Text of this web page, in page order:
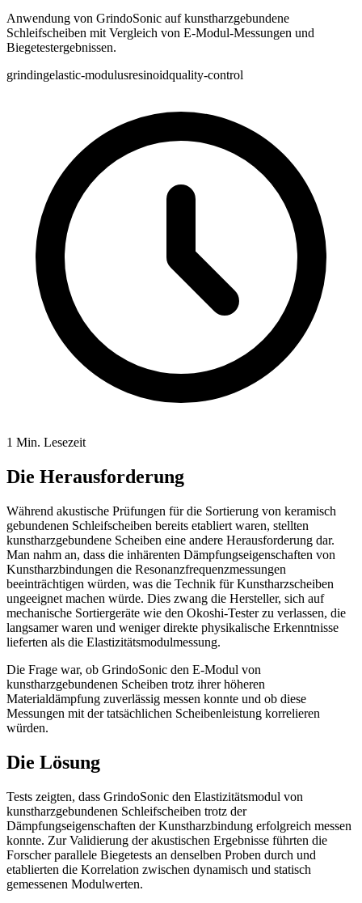
Anwendung von GrindoSonic auf kunstharzgebundene
Schleifscheiben mit Vergleich von E-Modul-Messungen und
Biegetestergebnissen.
grindingelastic-modulusresinoidquality-control
1 Min. Lesezeit
Die Herausforderung
Während akustische Prüfungen für die Sortierung von keramisch
gebundenen Schleifscheiben bereits etabliert waren, stellten
kunstharzgebundene Scheiben eine andere Herausforderung dar.
Man nahm an, dass die inhärenten Dämpfungseigenschaften von
Kunstharzbindungen die Resonanzfrequenzmessungen
beeinträchtigen würden, was die Technik für Kunstharzscheiben
ungeeignet machen würde. Dies zwang die Hersteller, sich auf
mechanische Sortiergeräte wie den Okoshi-Tester zu verlassen, die
langsamer waren und weniger direkte physikalische Erkenntnisse
lieferten als die Elastizitätsmodulmessung.
Die Frage war, ob GrindoSonic den E-Modul von
kunstharzgebundenen Scheiben trotz ihrer höheren
Materialdämpfung zuverlässig messen konnte und ob diese
Messungen mit der tatsächlichen Scheibenleistung korrelieren
würden.
Die Lösung
Tests zeigten, dass GrindoSonic den Elastizitätsmodul von
kunstharzgebundenen Schleifscheiben trotz der
Dämpfungseigenschaften der Kunstharzbindung erfolgreich messen
konnte. Zur Validierung der akustischen Ergebnisse führten die
Forscher parallele Biegetests an denselben Proben durch und
etablierten die Korrelation zwischen dynamisch und statisch
gemessenen Modulwerten.